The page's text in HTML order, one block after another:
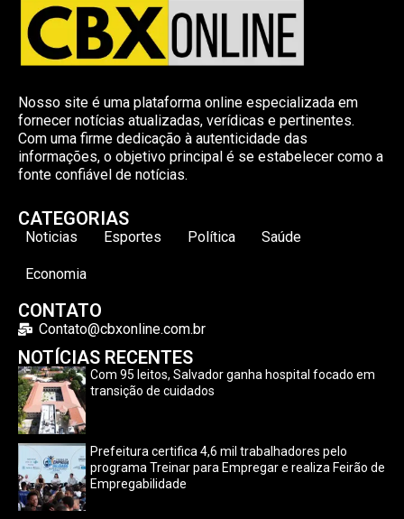
Nosso site é uma plataforma online especializada em
fornecer notícias atualizadas, verídicas e pertinentes.
Com uma firme dedicação à autenticidade das
informações, o objetivo principal é se estabelecer como a
fonte confiável de notícias.
CATEGORIAS
Noticias Esportes Política Saúde
Economia
CONTATO
Contato@cbxonline.com.br
NOTÍCIAS RECENTES
Com 95 leitos, Salvador ganha hospital focado em
transição de cuidados
Prefeitura certifica 4,6 mil trabalhadores pelo
programa Treinar para Empregar e realiza Feirão de
Empregabilidade